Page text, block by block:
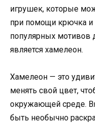
игрушек, которые
при помощи крючка
популярных мотивов
является хамелеон.
Хамелеон — это
менять свой цвет,
окружающей среде.
быть необычно